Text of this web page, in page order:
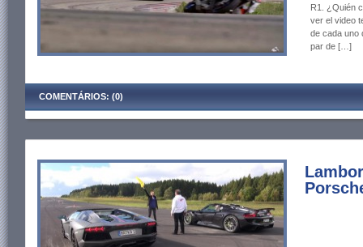
R1. ¿Quién
ver el video
de cada uno
par de […]
COMENTÁRIOS: (0)